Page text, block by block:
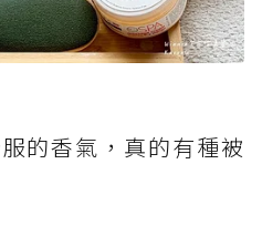
的香氣，真的有種被